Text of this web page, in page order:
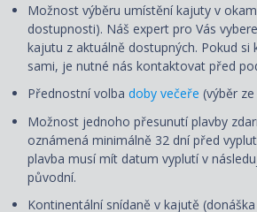
Možnost výběru umístění kajuty v
dostupnosti). Náš expert pro Vás
kajutu z aktuálně dostupných. Pokud
sami, je nutné nás kontaktovat před
Přednostní volba doby večeře (výběr
Možnost jednoho přesunutí plavby
oznámená minimálně 32 dní před
plavba musí mít datum vyplutí v
původní.
Kontinentální snídaně v kajutě